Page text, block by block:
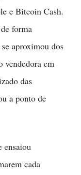
e Bitcoin Cash.
forma
aproximou dos
vendedora em
das
a ponto de
ensaiou
cada